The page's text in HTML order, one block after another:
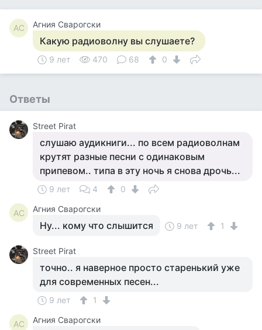
АС Агния Сварогски
Какую радиоволну вы слушаете?
9 лет 470 68 0
Ответы
Street Pirat
слушаю аудикниги... по всем радиоволнам
крутят разные песни с одинаковым
припевом.. типа в эту ночь я снова дрочь...
9 лет 4 0
АС Агния Сварогски
Ну... кому что слышится 9 лет 1
Street Pirat
точно.. я наверное просто старенький уже
для современных песен...
9 лет 1
АС Агния Сварогски